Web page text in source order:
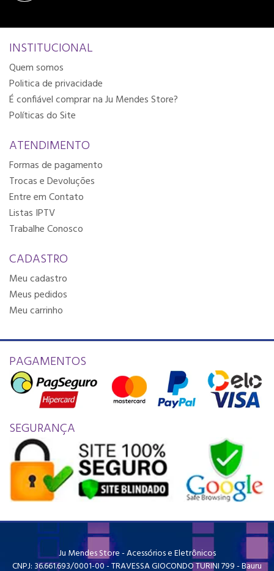
INSTITUCIONAL
Quem somos
Politica de privacidade
É confiável comprar na Ju Mendes Store?
Políticas do Site
ATENDIMENTO
Formas de pagamento
Trocas e Devoluções
Entre em Contato
Listas IPTV
Trabalhe Conosco
CADASTRO
Meu cadastro
Meus pedidos
Meu carrinho
PAGAMENTOS
SEGURANÇA
Ju Mendes Store - Acessórios e Eletrônicos
CNPJ: 36.661.693/0001-00 - TRAVESSA GIOCONDO TURINI 799 - Bauru